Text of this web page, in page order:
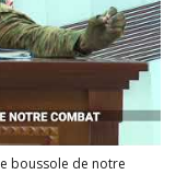
boussole de notre